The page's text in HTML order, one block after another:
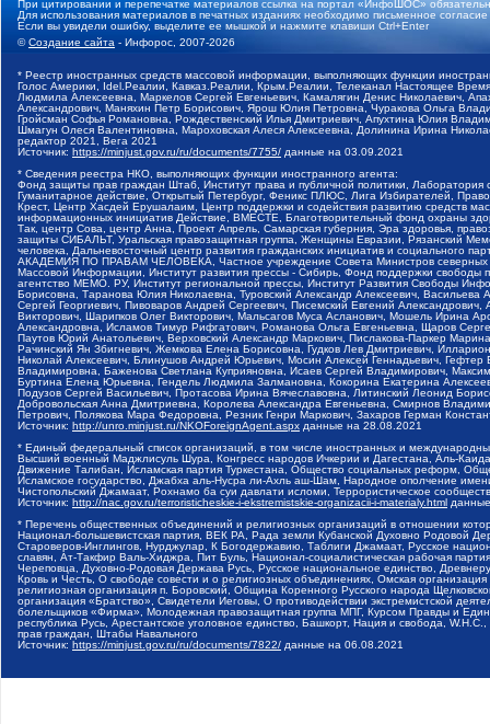
При цитировании и перепечатке материалов ссылка на портал «ИнфоШОС»
Для использования материалов в печатных изданиях необходимо письменное
Если вы увидели ошибку, выделите ее мышкой и нажмите клавиши Ctrl+Enter
©Создание сайта - Инфорос, 2007-2026
* Реестр иностранных средств массовой информации, выполняющих функции
Голос Америки, Idel.Реалии, Кавказ.Реалии, Крым.Реалии, Телеканал Настоящее
Людмила Алексеевна, Маркелов Сергей Евгеньевич, Камалягин Денис Николаевич,
Александрович, Маняхин Петр Борисович, Ярош Юлия Петровна, Чуракова Ольга
Гройсман Софья Романовна, Рождественский Илья Дмитриевич, Апухтина Юлия
Шмагун Олеся Валентиновна, Мароховская Алеся Алексеевна, Долинина Ирина
редактор 2021, Вега 2021
Источник: https://minjust.gov.ru/ru/documents/7755/ данные на 03.09.2021
* Сведения реестра НКО, выполняющих функции иностранного агента:
Фонд защиты прав граждан Штаб, Институт права и публичной политики,
Гуманитарное действие, Открытый Петербург, Феникс ПЛЮС, Лига Избирателей,
Крест, Центр Хасдей Ерушалаим, Центр поддержки и содействия развитию средств
информационных инициатив Действие, ВМЕСТЕ, Благотворительный фонд охраны
Так, центр Сова, центр Анна, Проект Апрель, Самарская губерния, Эра здоровья,
защиты СИБАЛЬТ, Уральская правозащитная группа, Женщины Евразии, Рязанский
человека, Дальневосточный центр развития гражданских инициатив и социального
АКАДЕМИЯ ПО ПРАВАМ ЧЕЛОВЕКА, Частное учреждение Совета Министров северных
Массовой Информации, Институт развития прессы - Сибирь, Фонд поддержки
агентство МЕМО. РУ, Институт региональной прессы, Институт Развития Свободы
Борисовна, Таранова Юлия Николаевна, Туровский Александр Алексеевич,
Сергей Георгиевич, Пивоваров Андрей Сергеевич, Писемский Евгений
Викторович, Шарипков Олег Викторович, Мальсагов Муса Асланович, Мошель Ирина
Александровна, Исламов Тимур Рифгатович, Романова Ольга Евгеньевна, Щаров
Паутов Юрий Анатольевич, Верховский Александр Маркович, Пислакова-Паркер
Рачинский Ян Збигневич, Жемкова Елена Борисовна, Гудков Лев Дмитриевич,
Николай Алексеевич, Блинушов Андрей Юрьевич, Мосин Алексей Геннадьевич,
Владимировна, Баженова Светлана Куприяновна, Исаев Сергей Владимирович,
Буртина Елена Юрьевна, Гендель Людмила Залмановна, Кокорина Екатерина
Подузов Сергей Васильевич, Протасова Ирина Вячеславовна, Литинский Леонид
Добровольская Анна Дмитриевна, Королева Александра Евгеньевна, Смирнов
Петрович, Полякова Мара Федоровна, Резник Генри Маркович, Захаров Герман
Источник: http://unro.minjust.ru/NKOForeignAgent.aspx данные на 28.08.2021
* Единый федеральный список организаций, в том числе иностранных и
Высший военный Маджлисуль Шура, Конгресс народов Ичкерии и Дагестана, Аль-
Движение Талибан, Исламская партия Туркестана, Общество социальных реформ,
Исламское государство, Джабха аль-Нусра ли-Ахль аш-Шам, Народное ополчение
Чистопольский Джамаат, Рохнамо ба суи давлати исломи, Террористическое
Источник: http://nac.gov.ru/terroristicheskie-i-ekstremistskie-organizacii-i-materialy.html
* Перечень общественных объединений и религиозных организаций в отношении
Национал-большевистская партия, ВЕК РА, Рада земли Кубанской Духовно Родовой
Староверов-Инглингов, Нурджулар, К Богодержавию, Таблиги Джамаат, Русское
славян, Ат-Такфир Валь-Хиджра, Пит Буль, Национал-социалистическая рабочая
Череповца, Духовно-Родовая Держава Русь, Русское национальное единство,
Кровь и Честь, О свободе совести и о религиозных объединениях, Омская
религиозная организация п. Боровский, Община Коренного Русского народа
организация «Братство», Свидетели Иеговы, О противодействии экстремистской
болельщиков «Фирма», Молодежная правозащитная группа МПГ, Курсом Правды и
республика Русь, Арестантское уголовное единство, Башкорт, Нация и свобода,
прав граждан, Штабы Навального
Источник: https://minjust.gov.ru/ru/documents/7822/ данные на 06.08.2021